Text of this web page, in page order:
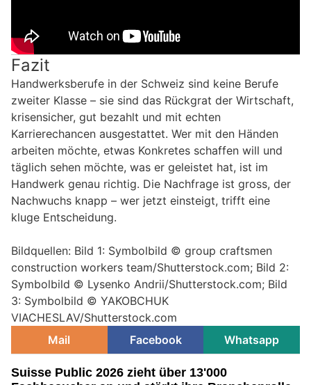
Fazit
Handwerksberufe in der Schweiz sind keine Berufe
zweiter Klasse – sie sind das Rückgrat der Wirtschaft,
krisensicher, gut bezahlt und mit echten
Karrierechancen ausgestattet. Wer mit den Händen
arbeiten möchte, etwas Konkretes schaffen will und
täglich sehen möchte, was er geleistet hat, ist im
Handwerk genau richtig. Die Nachfrage ist gross, der
Nachwuchs knapp – wer jetzt einsteigt, trifft eine
kluge Entscheidung.
Bildquellen: Bild 1: Symbolbild © group craftsmen
construction workers team/Shutterstock.com; Bild 2:
Symbolbild © Lysenko Andrii/Shutterstock.com; Bild
3: Symbolbild © YAKOBCHUK
VIACHESLAV/Shutterstock.com
Mail
Facebook Whatsapp
Suisse Public 2026 zieht über 13'000